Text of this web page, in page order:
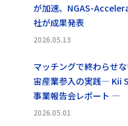
が加速、NGAS-
社が成果発表
2026.05.13
マッチングで終わらせ
宙産業参入の実践― Kii
事業報告会レポート ―
2026.05.01